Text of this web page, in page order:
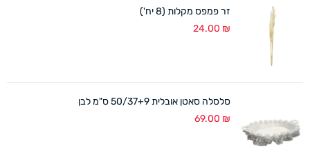
זר פמפס מקלות (8 יח')
24.00 ₪
סלסלה סאטן אובלית 50/37+9 ס"מ לבן
69.00 ₪